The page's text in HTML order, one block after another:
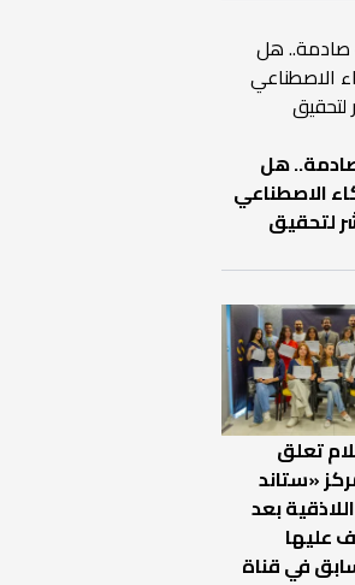
صادمة.. هل
الاصطناعي
لتحقيق
تعلق
«ستاند
بعد
عليها
في قناة